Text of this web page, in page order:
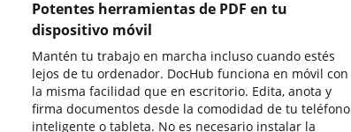
Potentes herramientas de PDF en tu
dispositivo móvil
Mantén tu trabajo en marcha incluso cuando estés
lejos de tu ordenador. DocHub funciona en móvil con
la misma facilidad que en escritorio. Edita, anota y
firma documentos desde la comodidad de tu teléfono
inteligente o tableta. No es necesario instalar la